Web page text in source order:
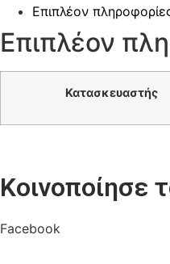
Επιπλέον
Επιπλέον
Κατασκευαστής
Κοινοποίησε
Facebook